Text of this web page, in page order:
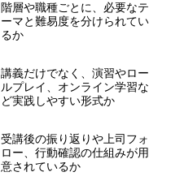
階層や職種ごとに、必要なテ
ーマと難易度を分けられてい
るか
講義だけでなく、演習やロー
ルプレイ、オンライン学習な
ど実践しやすい形式か
受講後の振り返りや上司フォ
ロー、行動確認の仕組みが用
意されているか